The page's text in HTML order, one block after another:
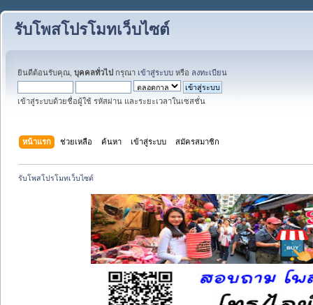
รับโพสโปรโมทเว็บไซต์
ยินดีต้อนรับคุณ, บุคคลทั่วไป กรุณา เข้าสู่ระบบ หรือ ลงทะเบียน
เข้าสู่ระบบด้วยชื่อผู้ใช้ รหัสผ่าน และระยะเวลาในเซสชั่น
หน้าแรก ช่วยเหลือ ค้นหา เข้าสู่ระบบ สมัครสมาชิก
รับโพสโปรโมทเว็บไซต์